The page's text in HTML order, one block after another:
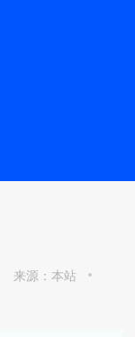
来源：本站